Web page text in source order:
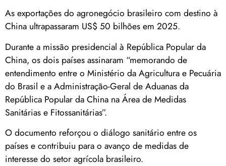
As exportações do agronegócio brasileiro com destino à
China ultrapassaram US$ 50 bilhões em 2025.
Durante a missão presidencial à República Popular da
China, os dois países assinaram “memorando de
entendimento entre o Ministério da Agricultura e Pecuária
do Brasil e a Administração-Geral de Aduanas da
República Popular da China na Área de Medidas
Sanitárias e Fitossanitárias”.
O documento reforçou o diálogo sanitário entre os
países e contribuiu para o avanço de medidas de
interesse do setor agrícola brasileiro.